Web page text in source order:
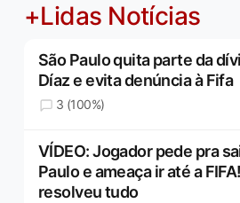
+Lidas Notícias
São Paulo quita parte da
Díaz e evita denúncia à Fifa
3 (100%)
VÍDEO: Jogador pede pra
Paulo e ameaça ir até a
resolveu tudo